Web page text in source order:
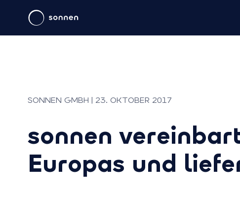
SONNEN GMBH | 23. OKTOBER 2017
sonnen
Europas und